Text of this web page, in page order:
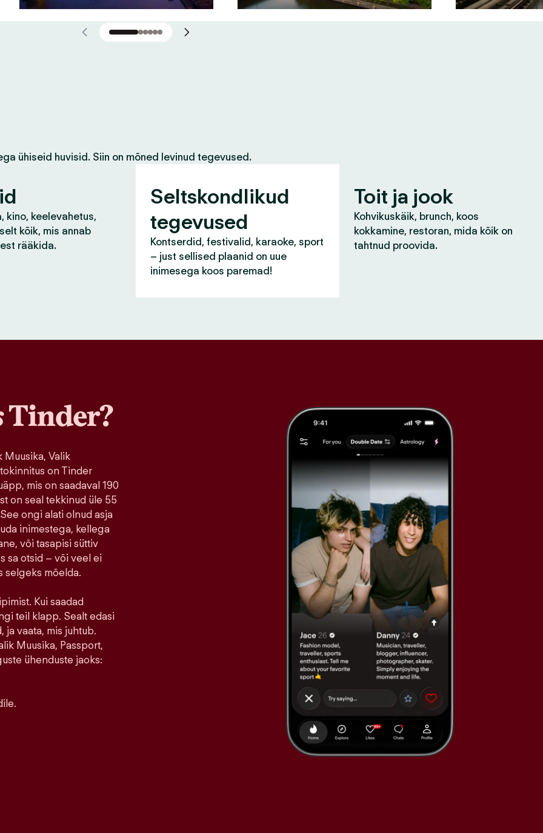
ühiseid huvisid. Siin on mõned levinud tegevused.
kino, keelevahetus,
kõik, mis annab
rääkida.
Seltskondlikud
tegevused
Kontserdid, festivalid, karaoke, sport
– just sellised plaanid on uue
inimesega koos paremad!
Toit ja jook
Kohvikuskäik, brunch, koos
kokkamine, restoran, mida kõik on
tahtnud proovida.
Tinder?
Muusika, Valik
on Tinder
mis on saadaval 190
on seal tekkinud üle 55
ongi alati olnud asja
inimestega, kellega
või tasapisi süttiv
sa otsid – või veel ei
selgeks mõelda.
Kui saadad
teil klapp. Sealt edasi
ja vaata, mis juhtub.
Muusika, Passport,
ühenduste jaoks: